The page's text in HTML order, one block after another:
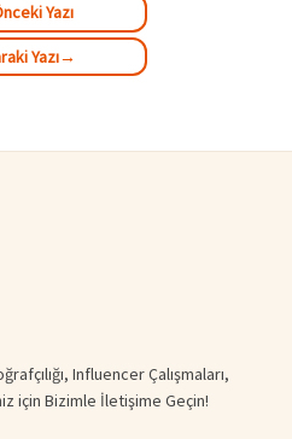
Yazı
Yazı→
Influencer Çalışmaları,
için Bizimle İletişime Geçin!